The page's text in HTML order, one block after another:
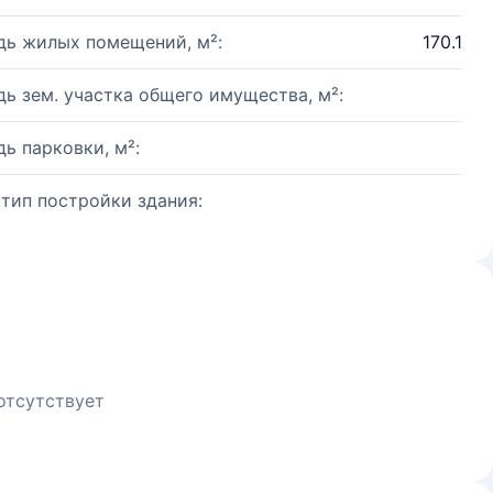
жилых помещений, м²: 170.1
зем. участка общего имущества, м²:
парковки, м²:
постройки здания: